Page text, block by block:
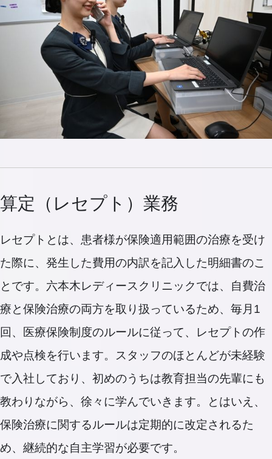
算定（レセプト）業務
レセプトとは、患者様が保険適用範囲の治療を受け
た際に、発生した費用の内訳を記入した明細書のこ
とです。六本木レディースクリニックでは、自費治
療と保険治療の両方を取り扱っているため、毎月1
回、医療保険制度のルールに従って、レセプトの作
成や点検を行います。スタッフのほとんどが未経験
で入社しており、初めのうちは教育担当の先輩にも
教わりながら、徐々に学んでいきます。とはいえ、
保険治療に関するルールは定期的に改定されるた
め、継続的な自主学習が必要です。